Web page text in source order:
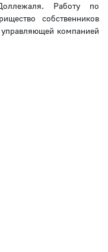
Работу по
собственников
компанией